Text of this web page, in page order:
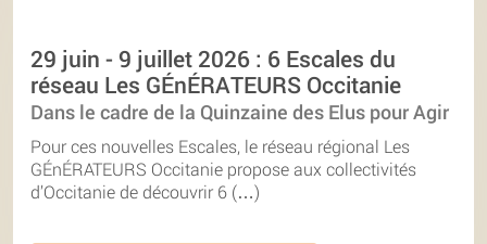
29 juin - 9 juillet 2026 : 6 Escales du
réseau Les GÉnÉRATEURS Occitanie
Dans le cadre de la Quinzaine des Elus pour Agir
Pour ces nouvelles Escales, le réseau régional Les
GÉnÉRATEURS Occitanie propose aux collectivités
d’Occitanie de découvrir 6 (…)